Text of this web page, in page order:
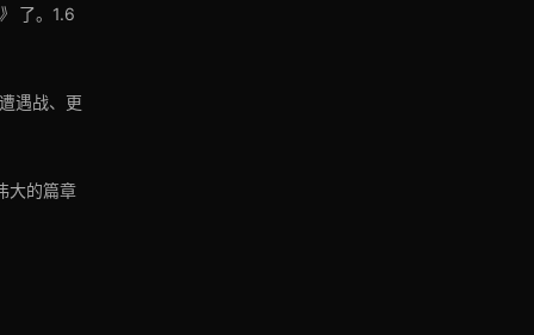
了。1.6
遇战、更
大的篇章